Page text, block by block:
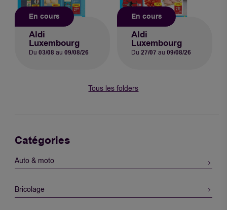
Aldi
Luxembourg
Du 03/08 au 09/08/26
En cours
Aldi
Luxembourg
Du 27/07 au 09/08/26
En cours
Tous les folders
Catégories
Auto & moto
Bricolage